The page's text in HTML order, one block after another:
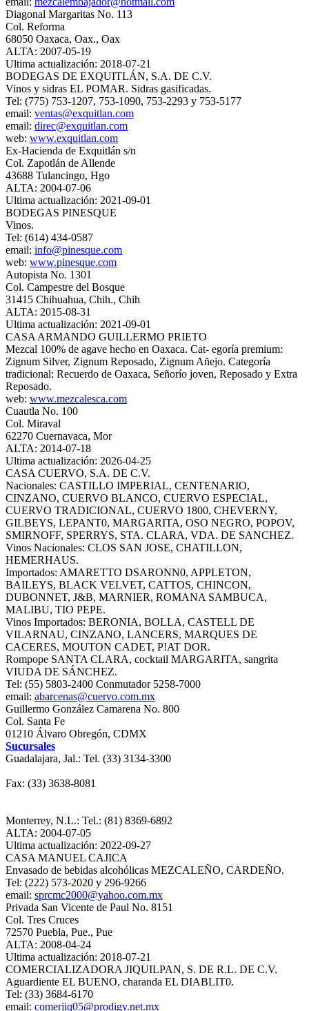
Diagonal Margaritas No. 113
Col. Reforma
68050 Oaxaca, Oax., Oax
ALTA: 2007-05-19
Ultima actualización: 2018-07-21
BODEGAS DE EXQUITLÁN, S.A. DE C.V.
Vinos y sidras EL POMAR. Sidras gasificadas.
Tel: (775) 753-1207, 753-1090, 753-2293 y 753-5177
email: ventas@exquitlan.com
email: direc@exquitlan.com
web: www.exquitlan.com
Ex-Hacienda de Exquitlán s/n
Col. Zapotlán de Allende
43688 Tulancingo, Hgo
ALTA: 2004-07-06
Ultima actualización: 2021-09-01
BODEGAS PINESQUE
Vinos.
Tel: (614) 434-0587
email: info@pinesque.com
web: www.pinesque.com
Autopista No. 1301
Col. Campestre del Bosque
31415 Chihuahua, Chih., Chih
ALTA: 2015-08-31
Ultima actualización: 2021-09-01
CASA ARMANDO GUILLERMO PRIETO
Mezcal 100% de agave hecho en Oaxaca. Cat- egoría premium:
Zignum Silver, Zignum Reposado, Zignum Añejo. Categoría
tradicional: Recuerdo de Oaxaca, Señorío joven, Reposado y Extra
Reposado.
web: www.mezcalesca.com
Cuautla No. 100
Col. Miraval
62270 Cuernavaca, Mor
ALTA: 2014-07-18
Ultima actualización: 2026-04-25
CASA CUERVO, S.A. DE C.V.
Nacionales: CASTILLO IMPERIAL, CENTENARIO,
CINZANO, CUERVO BLANCO, CUERVO ESPECIAL,
CUERVO TRADICIONAL, CUERVO 1800, CHEVERNY,
GILBEYS, LEPANT0, MARGARITA, OSO NEGRO, POPOV,
SMIRNOFF, SPERRYS, STA. CLARA, VDA. DE SANCHEZ.
Vinos Nacionales: CLOS SAN JOSE, CHATILLON,
HEMERHAUS.
Importados: AMARETTO DSARONN0, APPLETON,
BAILEYS, BLACK VELVET, CATTOS, CHINCON,
DUBONNET, J&B, MARNIER, ROMANA SAMBUCA,
MALIBU, TIO PEPE.
Vinos Importados: BERONIA, BOLLA, CASTELL DE
VILARNAU, CINZANO, LANCERS, MARQUES DE
CACERES, MOUTON CADET, P!AT DOR.
Rompope SANTA CLARA, cocktail MARGARITA, sangrita
VIUDA DE SÁNCHEZ.
Tel: (55) 5803-2400 Conmutador 5258-7000
email: abarcenas@cuervo.com.mx
Guillermo González Camarena No. 800
Col. Santa Fe
01210 Álvaro Obregón, CDMX
Sucursales
Guadalajara, Jal.: Tel. (33) 3134-3300
Fax: (33) 3638-8081
Monterrey, N.L.: Tel.: (81) 8369-6892
ALTA: 2004-07-05
Ultima actualización: 2022-09-27
CASA MANUEL CAJICA
Envasado de bebidas alcohólicas MEZCALEÑO, CARDEÑO.
Tel: (222) 573-2020 y 296-9266
email: sprcmc2000@yahoo.com.mx
Privada San Vicente de Paul No. 8151
Col. Tres Cruces
72570 Puebla, Pue., Pue
ALTA: 2008-04-24
Ultima actualización: 2018-07-21
COMERCIALIZADORA JIQUILPAN, S. DE R.L. DE C.V.
Aguardiente EL BUENO, charanda EL DIABLIT0.
Tel: (33) 3684-6170
email: comerjiq05@prodigy.net.mx